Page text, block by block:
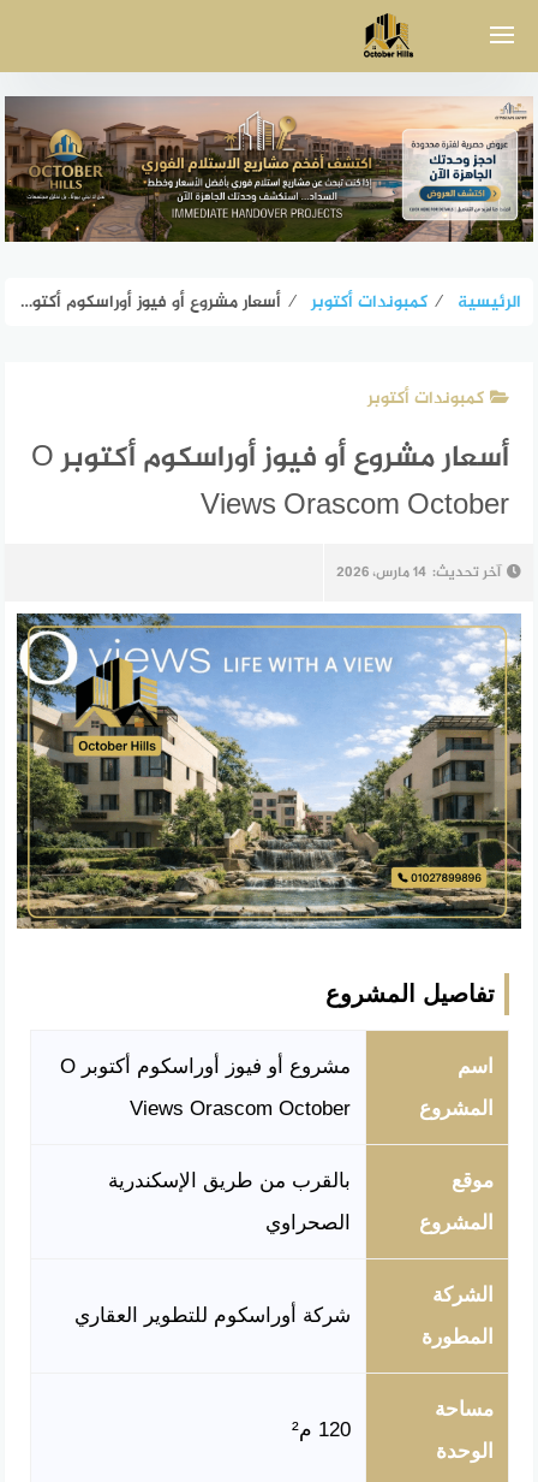
الرئيسية ⁄ كمبوندات أكتوبر ⁄ أسعار مشروع أو فيوز أوراسكوم أكتوبر O Views Orascom October
كمبوندات أكتوبر
أسعار مشروع أو فيوز أوراسكوم أكتوبر O
Views Orascom October
آخر تحديث: 14 مارس، 2026
تفاصيل المشروع
اسم
المشروع
مشروع أو فيوز أوراسكوم أكتوبر O
Views Orascom October
موقع
المشروع
بالقرب من طريق الإسكندرية
الصحراوي
الشركة
المطورة
شركة أوراسكوم للتطوير العقاري
مساحة
الوحدة
120 م²